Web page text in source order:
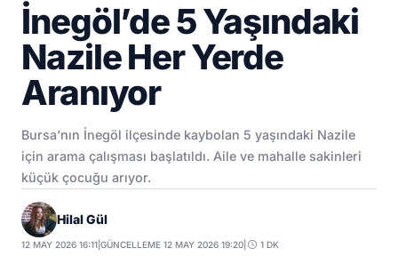
İnegöl’de 5 Yaşındaki
Nazile Her Yerde
Aranıyor
Bursa’nın İnegöl ilçesinde kaybolan 5 yaşındaki Nazile
için arama çalışması başlatıldı. Aile ve mahalle sakinleri
küçük çocuğu arıyor.
Hilal Gül
12 MAY 2026 16:11 |GÜNCELLEME 12 MAY 2026 19:20 1 DK